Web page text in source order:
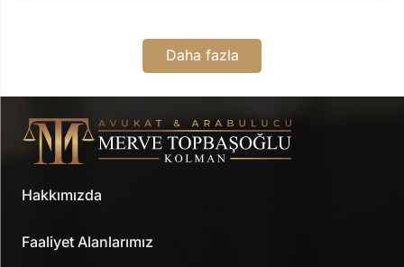
Daha fazla
Hakkımızda
Faaliyet Alanlarımız